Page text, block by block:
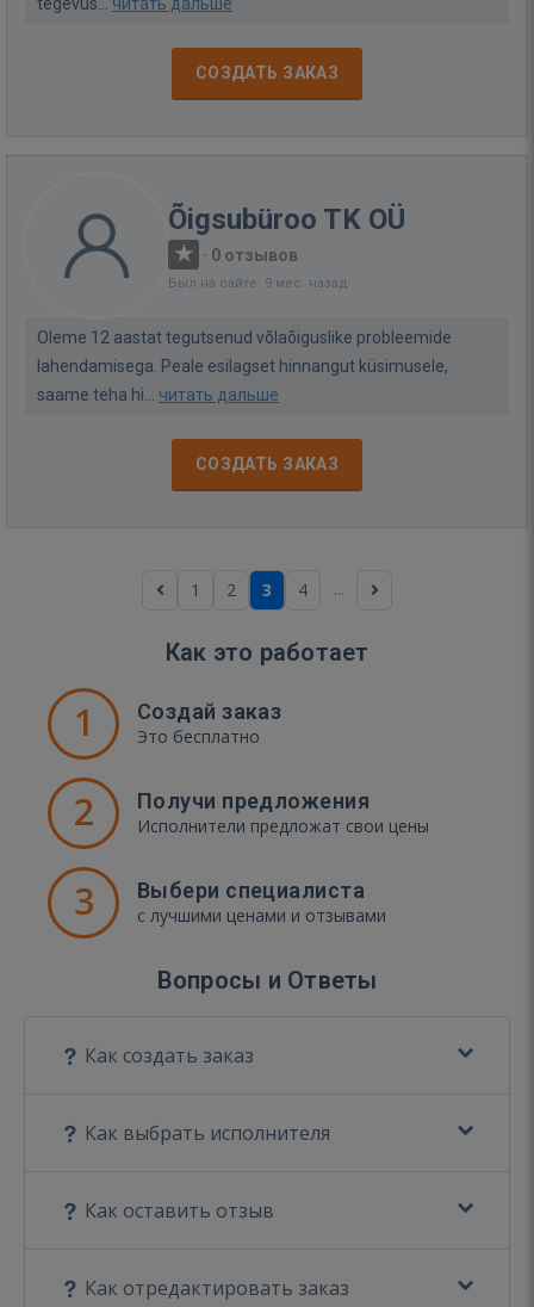
СОЗДАТЬ ЗАКАЗ
Õigsubüroo TK OÜ
· 0 отзывов
Был на сайте: 9 мес. назад
Oleme 12 aastat tegutsenud võlaõiguslike probleemide
lahendamisega. Peale esilagset hinnangut küsimusele,
saame teha hi... читать дальше
СОЗДАТЬ ЗАКАЗ
1 2 3 4 ...
Как это работает
1 Создай заказ
Это бесплатно
2 Получи предложения
Исполнители предложат свои цены
3 Выбери специалиста
с лучшими ценами и отзывами
Вопросы и Ответы
Как создать заказ
Как выбрать исполнителя
Как оставить отзыв
Как отредактировать заказ